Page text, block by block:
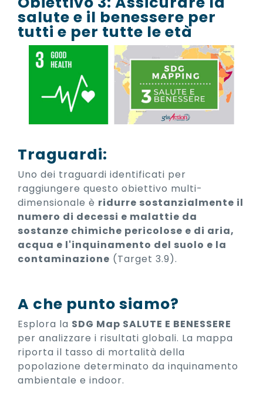
salute e il benessere per
tutti e per tutte le età
Traguardi:
Uno dei traguardi identificati per
raggiungere questo obiettivo multi-
dimensionale è ridurre sostanzialmente il
numero di decessi e malattie da
sostanze chimiche pericolose e di aria,
acqua e l'inquinamento del suolo e la
contaminazione (Target 3.9).
A che punto siamo?
Esplora la SDG Map SALUTE E BENESSERE
per analizzare i risultati globali. La mappa
riporta il tasso di mortalità della
popolazione determinato da inquinamento
ambientale e indoor.